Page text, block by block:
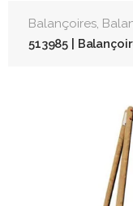
Balançoires,
513985 |